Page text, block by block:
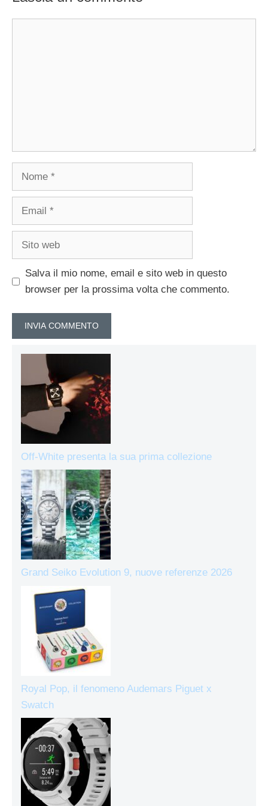
Nome
Email
Sito
Salva il mio nome, email e sito web in questo
browser per la prossima volta che commento.
Off-White presenta la sua prima collezione
Grand Seiko Evolution 9, nuove referenze 2026
Royal Pop, il fenomeno Audemars Piguet x
Swatch